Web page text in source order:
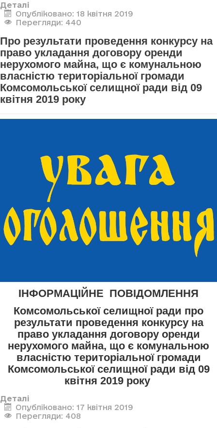
Деталі
Опубліковано: 18 квітня 2019
Перегляди: 440
Про результати проведення конкурсу на
право укладання договору оренди
нерухомого майна, що є комунальною
власністю територіальної громади
Комсомольської селищної ради від 09
квітня 2019 року
ІНФОРМАЦІЙНЕ ПОВІДОМЛЕННЯ
Комсомольської селищної ради про
результати проведення конкурсу на
право укладання договору оренди
нерухомого майна, що є комунальною
власністю територіальної громади
Комсомольської селищної ради від 09
квітня 2019 року
Деталі
Опубліковано: 17 квітня 2019
Перегляди: 408